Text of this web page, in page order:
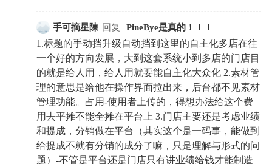
手可摘星陳 回复 PineBye是真的！！！
1.标题的手动挡升级自动挡到这里的自主化多店在往
一个好的方向发展，大到这套系统小到多店的门店目
的就是给人用，给人用就要能自主化大众化 2.素材管
理的意思是给他在操作界面拉出来，后台都不见素材
管理功能。占用-使用者上传的，得想办法给这个费
用去平摊不能全摊在平台上 3.门店主要还是考虑业绩
和提成，分销做在平台（其实这个是一码事，能做到
给提成不就有分销的成分了嘛，只是理解与形式的问
题）-不管是平台还是门店只有讲业绩给钱才能制造